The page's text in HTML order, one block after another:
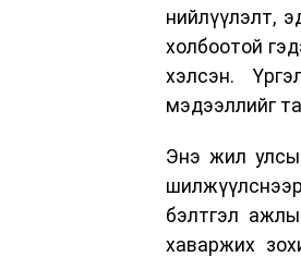
нийлүүлэлт,
холбоотой
хэлсэн.
мэдээллийг
Энэ жил
бэлтгэл
хаваржих